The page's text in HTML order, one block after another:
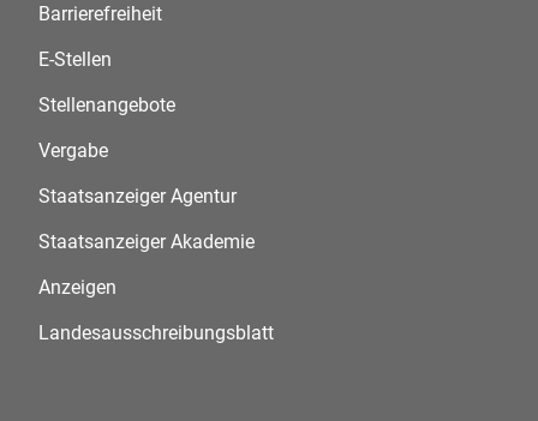
Barrierefreiheit
E-Stellen
Stellenangebote
Vergabe
Staatsanzeiger Agentur
Staatsanzeiger Akademie
Anzeigen
Landesausschreibungsblatt